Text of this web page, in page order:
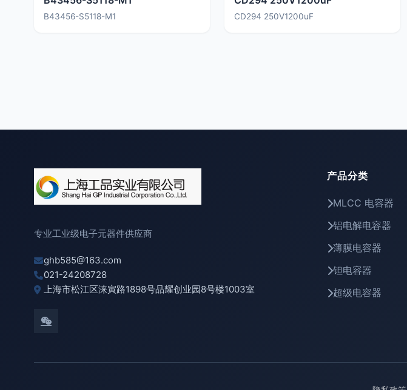
B43456-S5118-M1 CD294 250V1200uF
专业工业级电子元器件供应商
ghb585@163.com
021-24208728
上海市松江区涞寅路1898号品耀创业园8号楼1003室
产品分类
MLCC 电容器
铝电解电容器
薄膜电容器
钽电容器
超级电容器